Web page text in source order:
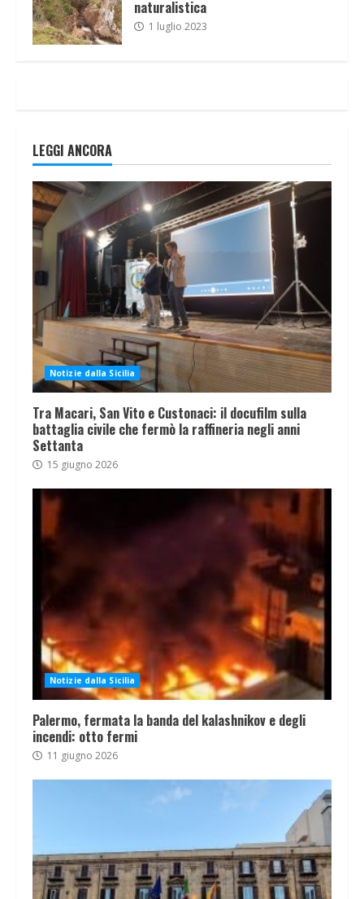
naturalistica
1 luglio 2023
LEGGI ANCORA
Notizie dalla Sicilia
Tra Macari, San Vito e Custonaci: il docufilm sulla
battaglia civile che fermò la raffineria negli anni
Settanta
15 giugno 2026
Notizie dalla Sicilia
Palermo, fermata la banda del kalashnikov e degli
incendi: otto fermi
11 giugno 2026